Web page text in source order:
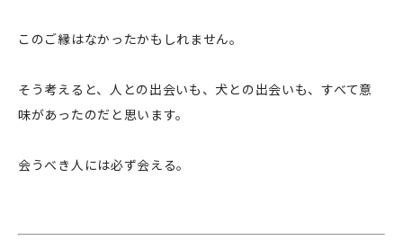
このご縁はなかったかもしれません。
そう考えると、人との出会いも、犬との出会いも、すべて意
味があったのだと思います。
会うべき人には必ず会える。